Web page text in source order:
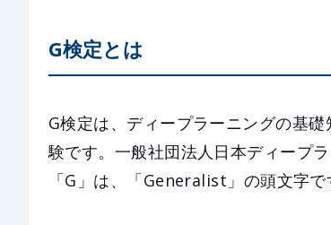
G検定とは
G検定は、ディープラーニングの基
験です。一般社団法人日本ディープ
「G」は、「Generalist」の頭文字で